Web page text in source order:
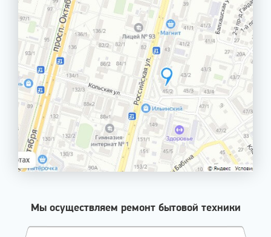
Мы осуществляем ремонт бытовой техники